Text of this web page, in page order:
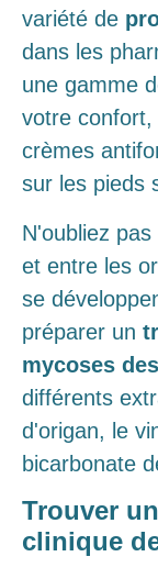
variété de
dans les
une gamme
votre confort,
crèmes
sur les pieds
N'oubliez
et entre les
se
préparer un
mycoses
différents
d'origan, le
bicarbonate
Trouver
clinique